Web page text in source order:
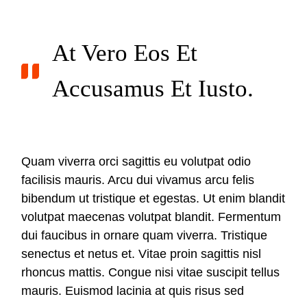
At Vero Eos Et
Accusamus Et Iusto.
Quam viverra orci sagittis eu volutpat odio
facilisis mauris. Arcu dui vivamus arcu felis
bibendum ut tristique et egestas. Ut enim blandit
volutpat maecenas volutpat blandit. Fermentum
dui faucibus in ornare quam viverra. Tristique
senectus et netus et. Vitae proin sagittis nisl
rhoncus mattis. Congue nisi vitae suscipit tellus
mauris. Euismod lacinia at quis risus sed